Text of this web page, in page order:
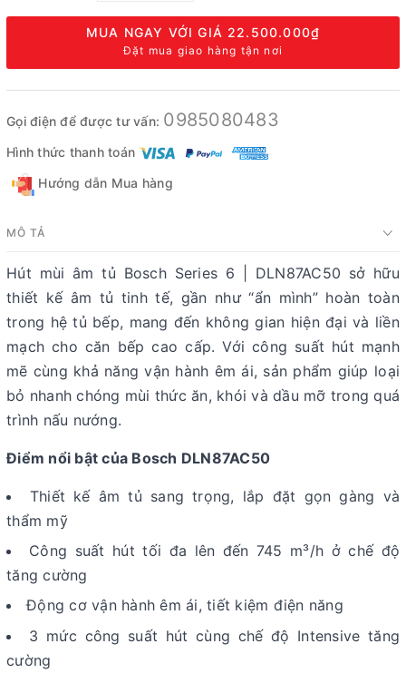
MUA NGAY VỚI GIÁ 22.500.000₫
Đặt mua giao hàng tận nơi
Gọi điện để được tư vấn: 0985080483
Hình thức thanh toán
Hướng dẫn Mua hàng
MÔ TẢ
Hút mùi âm tủ Bosch Series 6 | DLN87AC50 sở hữu
thiết kế âm tủ tinh tế, gần như “ẩn mình” hoàn toàn
trong hệ tủ bếp, mang đến không gian hiện đại và liền
mạch cho căn bếp cao cấp. Với công suất hút mạnh
mẽ cùng khả năng vận hành êm ái, sản phẩm giúp loại
bỏ nhanh chóng mùi thức ăn, khói và dầu mỡ trong quá
trình nấu nướng.
Điểm nổi bật của Bosch DLN87AC50
Thiết kế âm tủ sang trọng, lắp đặt gọn gàng và
thẩm mỹ
Công suất hút tối đa lên đến 745 m³/h ở chế độ
tăng cường
Động cơ vận hành êm ái, tiết kiệm điện năng
3 mức công suất hút cùng chế độ Intensive tăng
cường